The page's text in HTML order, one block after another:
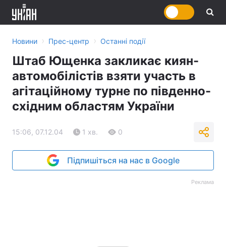
Новини › Прес-центр › Останні події
Штаб Ющенка закликає киян-
автомобілістів взяти участь в
агітаційному турне по південно-
східним областям України
15:06, 07.12.04 1 хв. 0
Підпишіться на нас в Google
Реклама